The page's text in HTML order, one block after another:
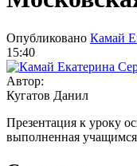
Опубликовано Камай
15:40
Автор:
Кугатов Данил
Презентация к уроку
выполненная учащимся